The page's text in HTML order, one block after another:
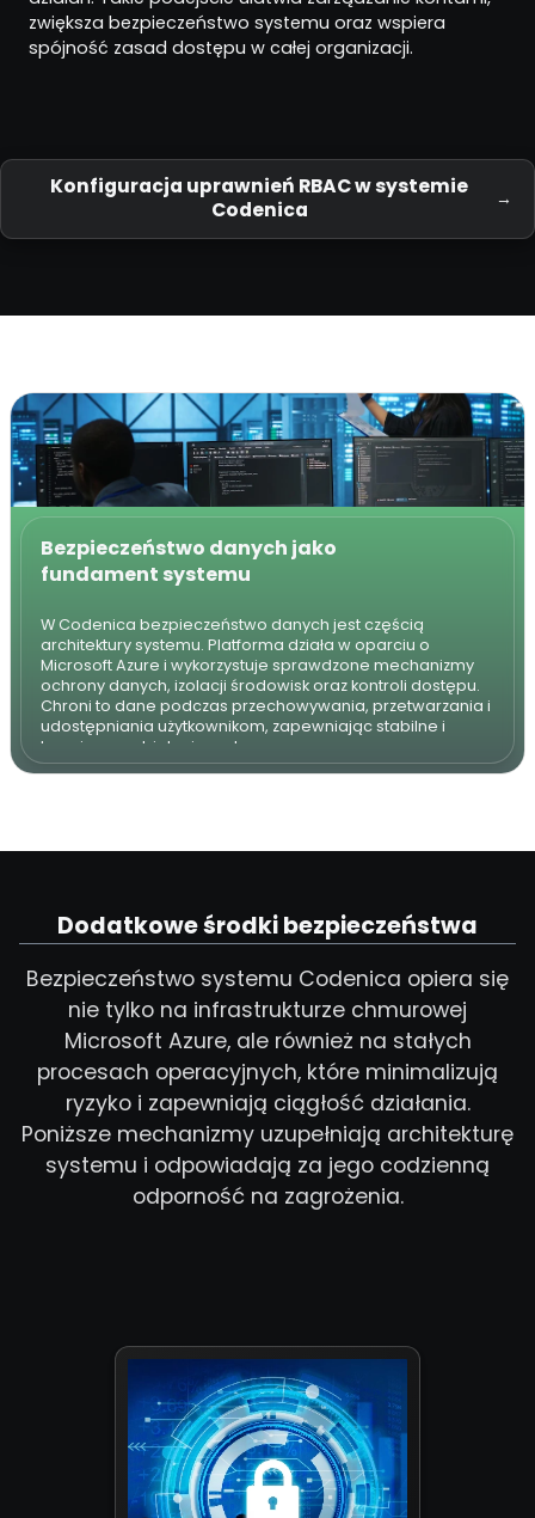
zwiększa bezpieczeństwo systemu oraz wspiera
spójność zasad dostępu w całej organizacji.
Konfiguracja uprawnień RBAC w systemie
Codenica
Bezpieczeństwo danych jako
fundament systemu
W Codenica bezpieczeństwo danych jest częścią
architektury systemu. Platforma działa w oparciu o
Microsoft Azure i wykorzystuje sprawdzone mechanizmy
ochrony danych, izolacji środowisk oraz kontroli dostępu.
Chroni to dane podczas przechowywania, przetwarzania i
udostępniania użytkownikom, zapewniając stabilne i
bezpieczne działanie systemu.
Dodatkowe środki bezpieczeństwa
Bezpieczeństwo systemu Codenica opiera się
nie tylko na infrastrukturze chmurowej
Microsoft Azure, ale również na stałych
procesach operacyjnych, które minimalizują
ryzyko i zapewniają ciągłość działania.
Poniższe mechanizmy uzupełniają architekturę
systemu i odpowiadają za jego codzienną
odporność na zagrożenia.